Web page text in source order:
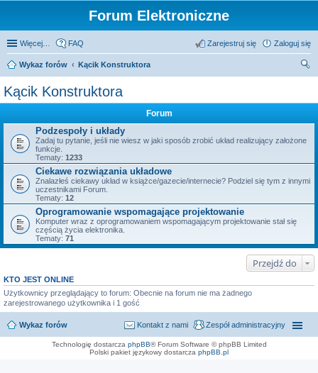
Forum Elektroniczne
Więcej… FAQ Zaloguj się
Zarejestruj się
Wykaz forów
Kącik Konstruktora
Kącik Konstruktora
Forum
Podzespoły i układy
Zadaj tu pytanie, jeśli nie wiesz w jaki sposób zrobić układ realizujący założone
funkcje.
Tematy: 1233
Ciekawe rozwiązania układowe
Znalazłeś ciekawy układ w książce/gazecie/internecie? Podziel się tym z innymi
uczestnikami Forum.
Tematy: 12
Oprogramowanie wspomagające projektowanie
Komputer wraz z oprogramowaniem wspomagającym projektowanie stał się
częścią życia elektronika.
Tematy: 71
Przejdź do
KTO JEST ONLINE
Użytkownicy przeglądający to forum: Obecnie na forum nie ma żadnego
zarejestrowanego użytkownika i 1 gość
Wykaz forów Zespół administracyjny
Kontakt z nami
Technologię dostarcza phpBB® Forum Software © phpBB Limited
Polski pakiet językowy dostarcza phpBB.pl